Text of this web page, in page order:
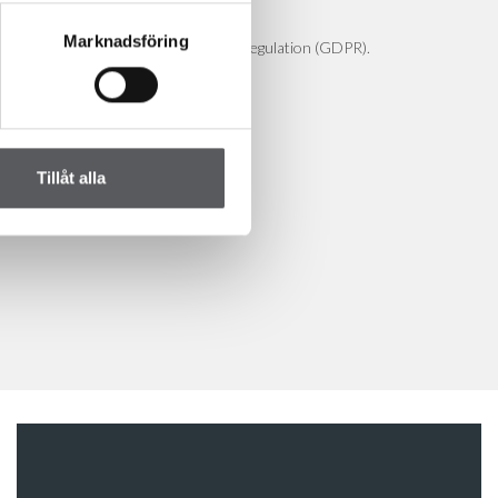
Marknadsföring
Tillåt alla
med General Data Protection Regulation (GDPR).